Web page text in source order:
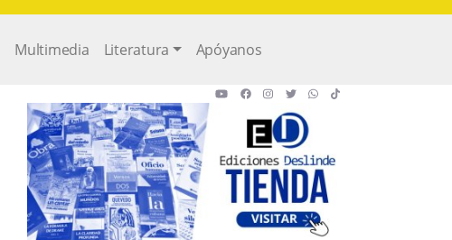
Multimedia Literatura Apóyanos